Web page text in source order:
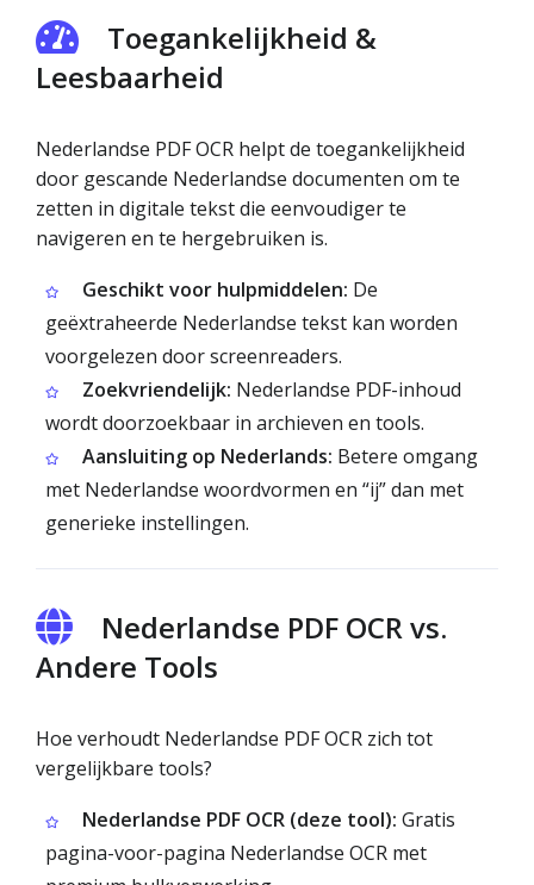
Toegankelijkheid &
Leesbaarheid
Nederlandse PDF OCR helpt de toegankelijkheid
door gescande Nederlandse documenten om te
zetten in digitale tekst die eenvoudiger te
navigeren en te hergebruiken is.
Geschikt voor hulpmiddelen: De
geëxtraheerde Nederlandse tekst kan worden
voorgelezen door screenreaders.
Zoekvriendelijk: Nederlandse PDF-inhoud
wordt doorzoekbaar in archieven en tools.
Aansluiting op Nederlands: Betere omgang
met Nederlandse woordvormen en “ij” dan met
generieke instellingen.
Nederlandse PDF OCR vs.
Andere Tools
Hoe verhoudt Nederlandse PDF OCR zich tot
vergelijkbare tools?
Nederlandse PDF OCR (deze tool): Gratis
pagina-voor-pagina Nederlandse OCR met